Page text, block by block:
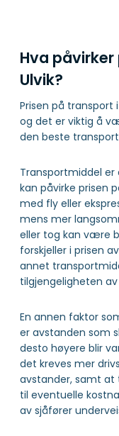
Hva
Ulvik?
Prisen på transport
og det er viktig å
den beste
Transportmiddel
kan påvirke prisen
med fly eller
mens mer
eller tog kan være
forskjeller i prisen
annet
tilgjengeligheten
En annen faktor
er avstanden som
desto høyere blir
det kreves mer
avstander, samt at
til eventuelle
av sjåfører